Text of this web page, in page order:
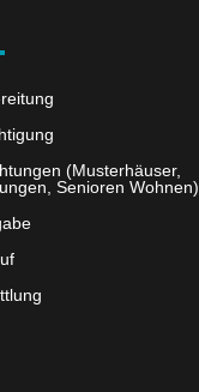
(Musterhäuser,
Senioren Wohnen)